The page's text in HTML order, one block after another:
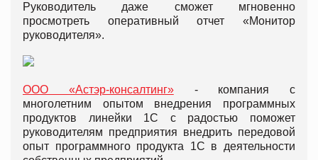
Руководитель даже сможет мгновенно
просмотреть оперативный отчет «Монитор
руководителя».
ООО «Астэр-консалтинг»- компания с
многолетним опытом внедрения программных
продуктов линейки 1С с радостью поможет
руководителям предприятия внедрить передовой
опыт программного продукта 1С в деятельности